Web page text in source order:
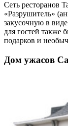
Сеть ресторанов
«Разрушитель»
закусочную в
для гостей также
подарков и
Дом ужасов